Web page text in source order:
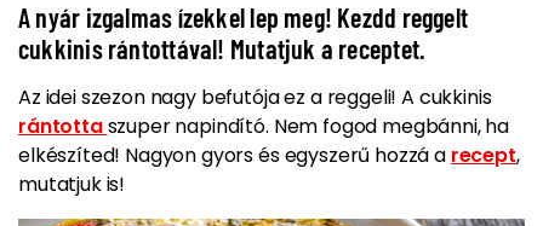
A nyár izgalmas ízekkel lep meg! Kezdd reggelt
cukkinis rántottával! Mutatjuk a receptet.
Az idei szezon nagy befutója ez a reggeli! A cukkinis
rántottaszuper napindító. Nem fogod megbánni, ha
elkészíted! Nagyon gyors és egyszerű hozzá a recept,
mutatjuk is!